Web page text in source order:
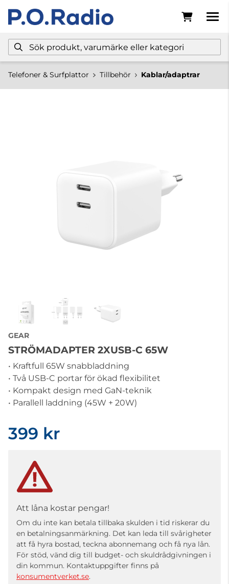
Telefoner & Surfplattor Tillbehör Kablar/adaptrar
GEAR
STRÖMADAPTER 2XUSB-C 65W
• Kraftfull 65W snabbladdning
• Två USB-C portar för ökad flexibilitet
• Kompakt design med GaN-teknik
• Parallell laddning (45W + 20W)
399 kr
Att låna kostar pengar!
Om du inte kan betala tillbaka skulden i tid riskerar du
en betalningsanmärkning. Det kan leda till svårigheter
att få hyra bostad, teckna abonnemang och få nya lån.
För stöd, vänd dig till budget- och skuldrådgivningen i
din kommun. Kontaktuppgifter finns på
konsumentverket.se.